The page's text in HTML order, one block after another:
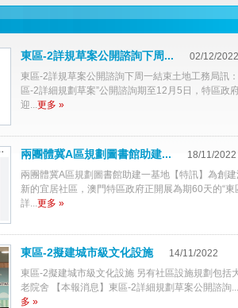
東區-2詳規草案公開諮詢下周...
02/12/2022
東區-2詳規草案公開諮詢下周一結束土地工務局訊
區-2詳細規劃草案”公開諮詢期至12月5日，特區政
迎...更多 »
兩團體冀A區規劃圖書館助建...
18/11/2022
兩團體冀A區規劃圖書館助建一基地【特訊】為創
新的宜居社區，澳門特區政府正開展為期60天的“東
詳...更多 »
東區-2擬建城市級文化設施
14/11/2022
東區-2擬建城市級文化設施 另有社區設施規劃包括
老院舍 【本報消息】東區-2詳細規劃草案公開諮詢...
多 »